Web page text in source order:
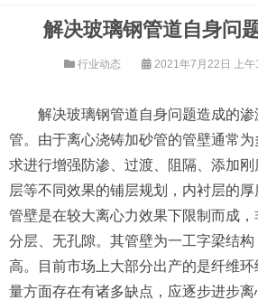
解决玻璃钢管道自身问
行业动态 2021年7月22日 上午
解决玻璃钢管道自身问题造成的
管。由于离心浇铸加砂管的管壁通常
求进行增强防渗、过渡、阻隔、添加
层等不同效果的铺层规划，内衬层的厚
管壁是在较大离心力效果下限制而成
分层、无孔隙。其管壁为一工字梁结
高。目前市场上大部分出产的是纤维
量方面存在有诸多缺点，应逐步进步